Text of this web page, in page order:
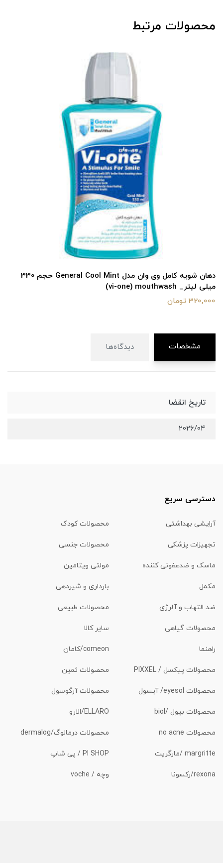
محصولات مرتبط
دهان شویه کامل وی وان مدل General Cool Mint حجم 330
میلی لیتر_ vi-one) mouthwash)
320,000 تومان
مشخصات دیدگاه‌ها
تاریخ انقضا
2026/04
دسترسی سریع
آرایشی بهداشتی محصولات کودک
تجهیزات پزشکی محصولات جنسی
ماسک و ضدعفونی کننده مولتی ویتامین
مکمل بارداری و شیردهی
ضد التهاب و آلرژی محصولات طبیعی
محصولات گیاهی سایر کالا
راهنما comeon/کامان
محصولات پیکسل / PIXXEL محصولات ثمین
محصولات eyesol/ آیسول محصولات آرگوسول
محصولات بیول /biol ELLARO/الارو
محصولات no acne محصولات درمالوگ/dermalog
margritte /مارگریت PI SHOP / پی شاپ
rexona/رکسونا وچه / voche